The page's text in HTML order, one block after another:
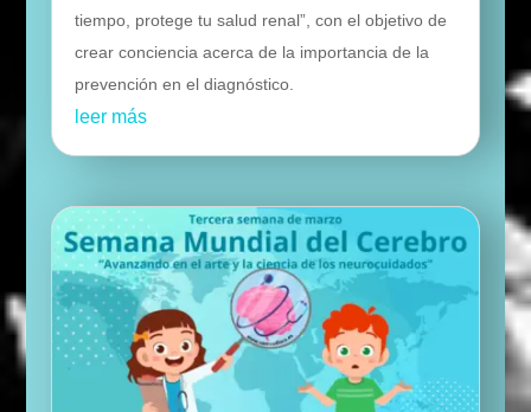
tiempo, protege tu salud renal”, con el objetivo de
crear conciencia acerca de la importancia de la
prevención en el diagnóstico.
leer más